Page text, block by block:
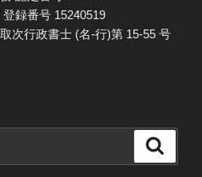
録番号 15240519
次行政書士 (名-行)第 15-55 号